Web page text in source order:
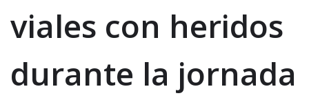
viales con heridos
durante la jornada